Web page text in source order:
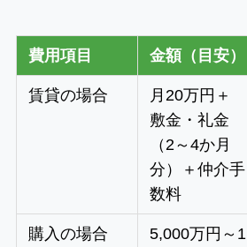
費用項目 金額（目安）
賃貸の場合
月20万円＋
敷金・礼金
（2～4か月
分）＋仲介手
数料
購入の場合
5,000万円～1